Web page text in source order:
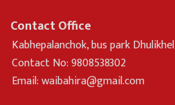
Contact Office
Kabhepalanchok, bus park Dhulikhel
Contact No: 9808538302
Email:waibahira@gmail.com